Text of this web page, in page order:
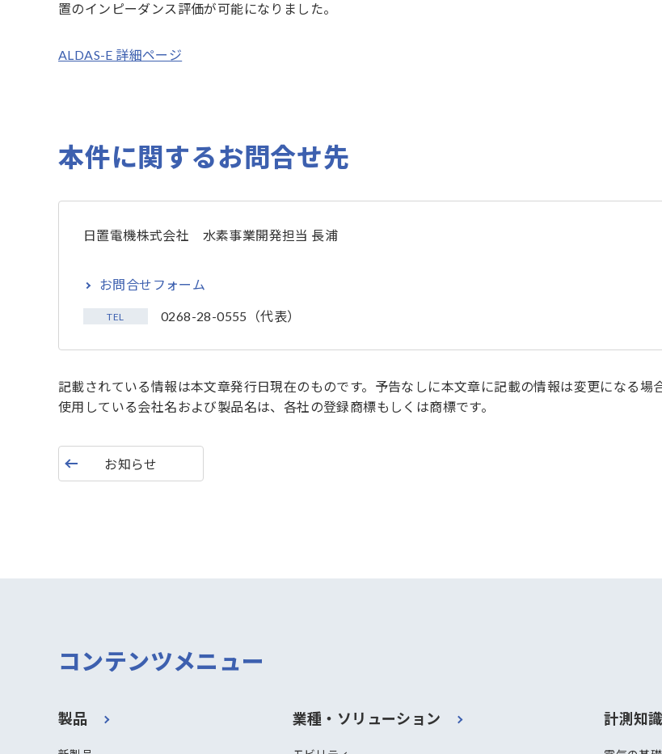
置のインピーダンス評価が可能になりました。
ALDAS-E 詳細ページ
本件に関するお問合せ先
日置電機株式会社 水素事業開発担当 長浦
お問合せフォーム
TEL 0268-28-0555（代表）
記載されている情報は本文章発行日現在のものです。予告なしに本文章に記載の情報は変更になる場
使用している会社名および製品名は、各社の登録商標もしくは商標です。
お知らせ
コンテンツメニュー
製品 業種・ソリューション 計測知識